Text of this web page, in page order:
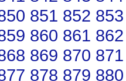
851 852 853
860 861 862
869 870 871
878 879 880